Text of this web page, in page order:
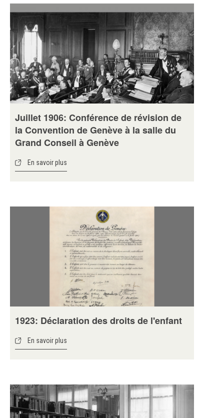
Juillet 1906: Conférence de révision de
la Convention de Genève à la salle du
Grand Conseil à Genève
En savoir plus
1923: Déclaration des droits de l'enfant
En savoir plus